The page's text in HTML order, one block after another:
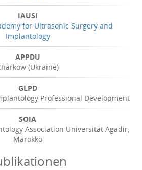
IAUSI
for Ultrasonic Surgery and
Implantology
APPDU
(Ukraine)
GLPD
Professional Development
SOIA
Association Universität Agadir,
Marokko